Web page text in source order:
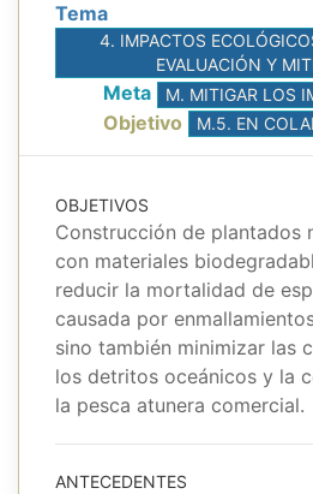
Tema
4. IMPACTOS
EVALUACIÓN Y
Meta
Objetivo
OBJETIVOS
Construcción de plantados
con materiales
reducir la mortalidad de
causada por
sino también minimizar las
los detritos oceánicos y la
la pesca atunera comercial.
ANTECEDENTES